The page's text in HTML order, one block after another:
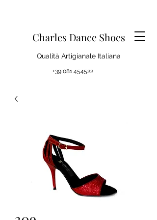
Charles Dance Shoes
Qualità Artigianale Italiana
+39 081 454522